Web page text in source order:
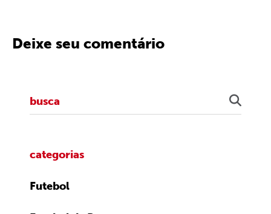
Deixe seu comentário
categorias
Futebol